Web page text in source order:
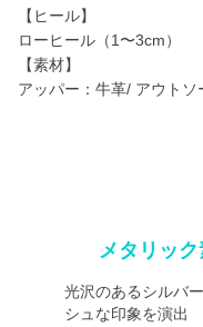
【ヒール】
ローヒール（1〜3cm）
【素材】
アッパー：牛革/ アウトソ
メタリッ
光沢のあるシルバ
シュな印象を演出